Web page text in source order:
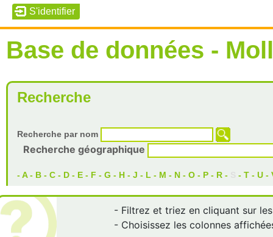
Base de données -
Recherche
Recherche par nom
Recherche géographique
-A- B- C- D- E- F - G - H- J - L - M - N- O- P- R- - T- U-
- Filtrez et triez en cliquant sur
- Choisissez les colonnes